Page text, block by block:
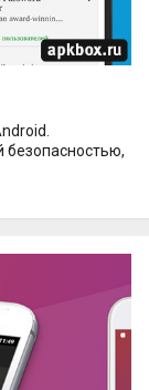
безопасностью,